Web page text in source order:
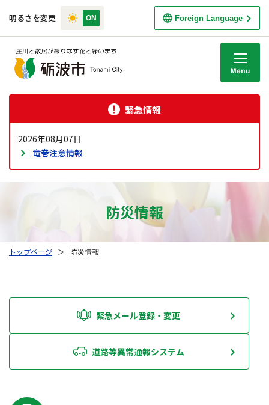
明るさを変更 Foreign Language
緊急情報
2026年08月07日
竜巻注意情報
防災情報
トップページ ＞ 防災情報
緊急メール登録・変更
道路等異常通報システム